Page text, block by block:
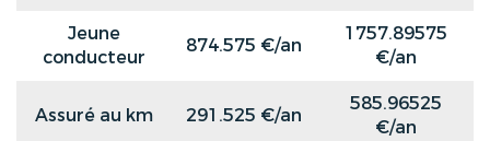
Jeune
conducteur
874.575 €/an
1757.89575
€/an
Assuré au km 291.525 €/an
585.96525
€/an